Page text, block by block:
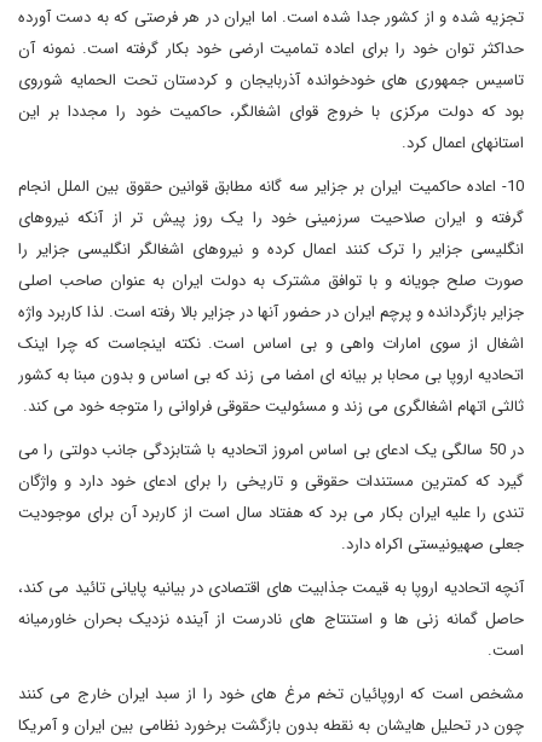
تجزیه شده و از کشور جدا شده است. اما ایران در هر فرصتی که به دست آورده
حداکثر توان خود را برای اعاده تمامیت ارضی خود بکار گرفته است. نمونه آن
تاسیس جمهوری های خودخوانده آذربایجان و کردستان تحت الحمایه شوروی
بود که دولت مرکزی با خروج قوای اشغالگر، حاکمیت خود را مجددا بر این
استانهای اعمال کرد.
10- اعاده حاکمیت ایران بر جزایر سه گانه مطابق قوانین حقوق بین الملل انجام
گرفته و ایران صلاحیت سرزمینی خود را یک روز پیش تر از آنکه نیروهای
انگلیسی جزایر را ترک کنند اعمال کرده و نیروهای اشغالگر انگلیسی جزایر را
صورت صلح جویانه و با توافق مشترک به دولت ایران به عنوان صاحب اصلی
جزایر بازگردانده و پرچم ایران در حضور آنها در جزایر بالا رفته است. لذا کاربرد واژه
اشغال از سوی امارات واهی و بی اساس است. نکته اینجاست که چرا اینک
اتحادیه اروپا بی محابا بر بیانه ای امضا می زند که بی اساس و بدون مبنا به کشور
ثالثی اتهام اشغالگری می زند و مسئولیت حقوقی فراوانی را متوجه خود می کند.
در 50 سالگی یک ادعای بی اساس امروز اتحادیه با شتابزدگی جانب دولتی را می
گیرد که کمترین مستندات حقوقی و تاریخی را برای ادعای خود دارد و واژگان
تندی را علیه ایران بکار می برد که هفتاد سال است از کاربرد آن برای موجودیت
جعلی صهیونیستی اکراه دارد.
آنچه اتحادیه اروپا به قیمت جذابیت های اقتصادی در بیانیه پایانی تائید می کند،
حاصل گمانه زنی ها و استنتاج های نادرست از آینده نزدیک بحران خاورمیانه
است.
مشخص است که اروپائیان تخم مرغ های خود را از سبد ایران خارج می کنند
چون در تحلیل هایشان به نقطه بدون بازگشت برخورد نظامی بین ایران و آمریکا